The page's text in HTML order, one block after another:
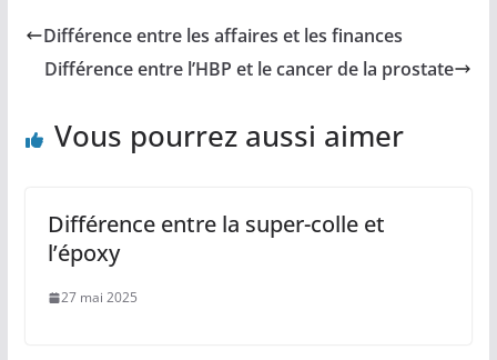
Différence entre les affaires et les finances
Différence entre l’HBP et le cancer de la prostate
Vous pourrez aussi aimer
Différence entre la super-colle et
l’époxy
27 mai 2025